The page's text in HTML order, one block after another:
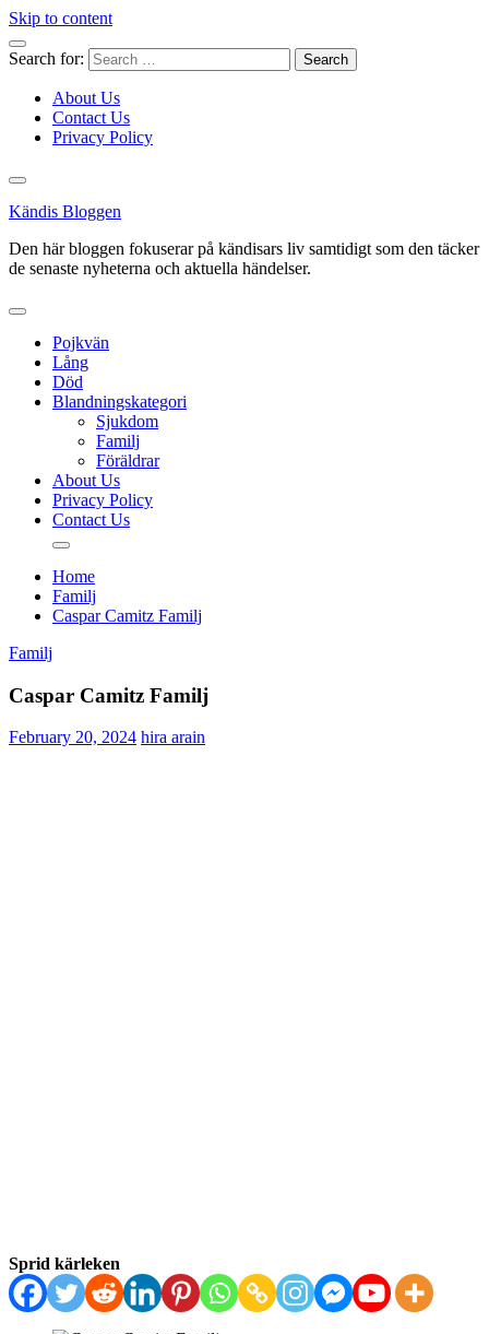
Skip to content
Search for:
About Us
Contact Us
Privacy Policy
Kändis Bloggen
Den här bloggen fokuserar på kändisars liv samtidigt som den täcker
de senaste nyheterna och aktuella händelser.
Pojkvän
Lång
Död
Blandningskategori
Sjukdom
Familj
Föräldrar
About Us
Privacy Policy
Contact Us
Home
Familj
Caspar Camitz Familj
Familj
Caspar Camitz Familj
February 20, 2024 hira arain
Sprid kärleken